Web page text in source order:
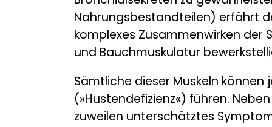
Nahrungsbestandteilen) erfährt
komplexes Zusammenwirken der
und Bauchmuskulatur
Sämtliche dieser Muskeln
(»Hustendefizienz«) führen.
zuweilen unterschätztes